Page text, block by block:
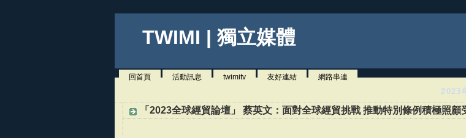
TWIMI | 獨立媒體
回首頁 活動訊息 twimitv 友好連結 網路串連
2023
「2023全球經貿論壇」 蔡英文：面對全球經貿挑戰 推動特別條例積極照顧